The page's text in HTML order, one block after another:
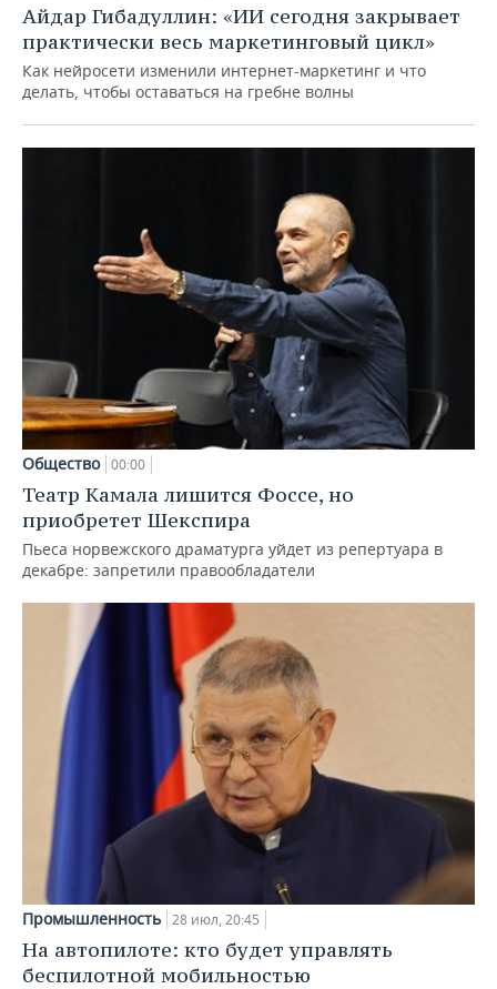
Айдар Гибадуллин: «ИИ сегодня закрывает
практически весь маркетинговый цикл»
Как нейросети изменили интернет-маркетинг и что
делать, чтобы оставаться на гребне волны
Общество 00:00
Театр Камала лишится Фоссе, но
приобретет Шекспира
Пьеса норвежского драматурга уйдет из репертуара в
декабре: запретили правообладатели
Промышленность 28 июл, 20:45
На автопилоте: кто будет управлять
беспилотной мобильностью